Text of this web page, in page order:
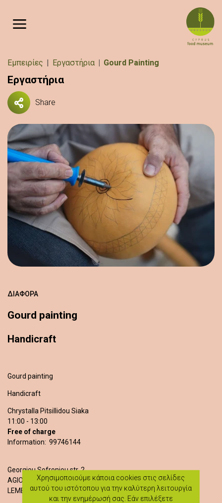
Breadcrumb
Εμπειρίες Εργαστήρια Gourd Painting
Εργαστήρια
Share
ΔΙΆΦΟΡΑ
Gourd painting
Handicraft
Gourd painting
Handicraft
Chrystalla Pitsillidou Siaka
11:00 - 13:00
Free of charge
Information: 99746144
Georgiou Sofroniou str. 2
AGIOS ATHANASIOS (LEMESOU)
LEMESOS
Χρησιμοποιούμε κάποια cookies στις σελίδες
αυτού του ιστότοπου για την καλύτερη λειτουργία
και την ενημέρωσή σας. Εάν επιλέξετε